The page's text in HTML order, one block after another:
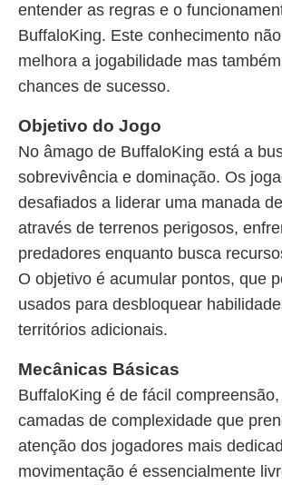
entender as regras e o
BuffaloKing. Este conhecimento
melhora a jogabilidade mas
chances de sucesso.
Objetivo do Jogo
No âmago de BuffaloKing está a
sobrevivência e dominação. Os
desafiados a liderar uma manada
através de terrenos perigosos,
predadores enquanto busca
O objetivo é acumular pontos, que
usados para desbloquear
territórios adicionais.
Mecânicas Básicas
BuffaloKing é de fácil
camadas de complexidade que
atenção dos jogadores mais
movimentação é essencialmente